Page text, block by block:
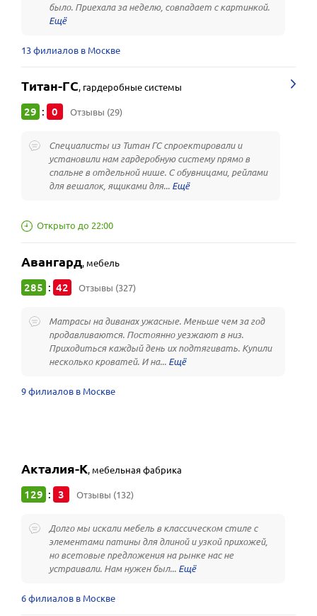
было. Приехала за неделю, совпадает с картинкой.
13 филиалов в Москве
Титан-ГС, гардеробные системы
29 : 0 Отзывы (29)
Специалисты из Титан ГС спроектировали и
установили нам гардеробную систему прямо в
спальне в отдельной нише. С обувницами, рейлами
для вешалок, ящиками для...
Открыто до 22:00
Авангард, мебель
285 : 42 Отзывы (327)
Матрасы на диванах ужасные. Меньше чем за год
продавливаются. Постоянно уезжают в низ.
Приходиться каждый день их подтягивать. Купили
несколько кроватей. И на...
9 филиалов в Москве
Акталия-К, мебельная фабрика
129 : 3 Отзывы (132)
Долго мы искали мебель в классическом стиле с
элементами патины для длиной и узкой прихожей,
но всетовые предложения на рынке нас не
устраивали. Нам нужен был...
6 филиалов в Москве